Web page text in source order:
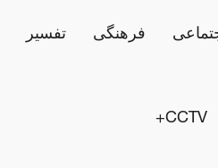
فرهنگی تفسیر
CCTV+